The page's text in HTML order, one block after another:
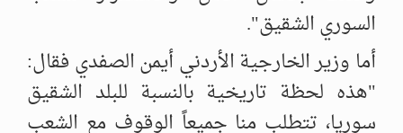
السوري الشقيق". ‏
أما وزير الخارجية الأردني أيمن الصفدي فقال:
"هذه لحظة تاريخية بالنسبة ‏للبلد الشقيق
سوريا، تتطلب منا جميعاً الوقوف مع الشعب